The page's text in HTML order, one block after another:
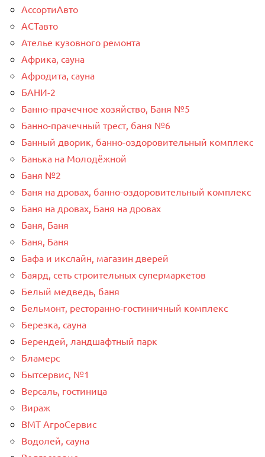
АссортиАвто
АСТавто
Ателье кузовного ремонта
Африка, сауна
Афродита, сауна
БАНИ-2
Банно-прачечное хозяйство, Баня №5
Банно-прачечный трест, баня №6
Банный дворик, банно-оздоровительный комплекс
Банька на Молодёжной
Баня №2
Баня на дровах, банно-оздоровительный комплекс
Баня на дровах, Баня на дровах
Баня, Баня
Баня, Баня
Бафа и икслайн, магазин дверей
Баярд, сеть строительных супермаркетов
Белый медведь, баня
Бельмонт, ресторанно-гостиничный комплекс
Березка, сауна
Берендей, ландшафтный парк
Бламерс
Бытсервис, №1
Версаль, гостиница
Вираж
ВМТ АгроСервис
Водолей, сауна